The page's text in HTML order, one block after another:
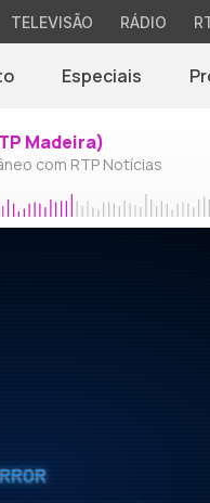
TELEVISÃO RÁDIO
Especiais
Madeira)
com RTP Notícias